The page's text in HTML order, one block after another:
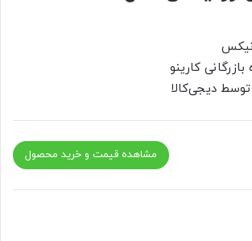
بازرگانی کارینو
دیجی‌کالا
مشاهده قیمت و خرید محصول